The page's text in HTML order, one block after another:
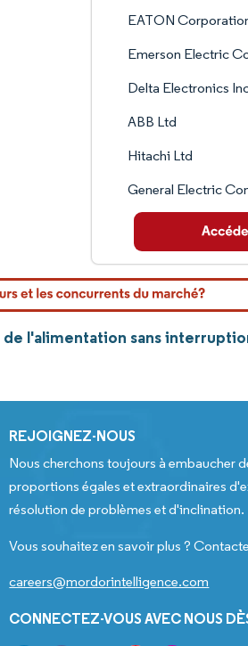
EATON
Emerson Electric
Delta Electronics
ABB Ltd
Hitachi Ltd
General Electric
l'alimentation sans
REJOIGNEZ-NOUS
Nous cherchons toujours à embaucher
proportions égales et extraordinaires
résolution de problèmes et d'inclination.
Vous souhaitez en savoir plus ?
careers@mordorintelligence.com
CONNECTEZ-VOUS AVEC NOUS